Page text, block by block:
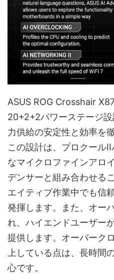
ASUS ROG Crosshair
20+2+2パワーステージ
力供給の安定性と効率を
この設計は、プロクール
なマイクロファインアロ
デンサーと組み合わせる
エイティブ作業中でも信
発揮します。また、オー
れ、ハイエンドユーザー
提供します。オーバーク
上している点は、長時間
心です。